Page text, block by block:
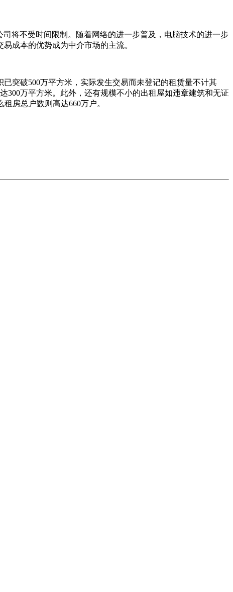
将不受时间限制。随着网络的进一步普及，电脑技术的进一步
成本的优势成为中介市场的主流。
破500万平方米，实际发生交易而未登记的租赁量不计其
300万平方米。此外，还有规模不小的出租屋如违章建筑和无证
房总户数则高达660万户。